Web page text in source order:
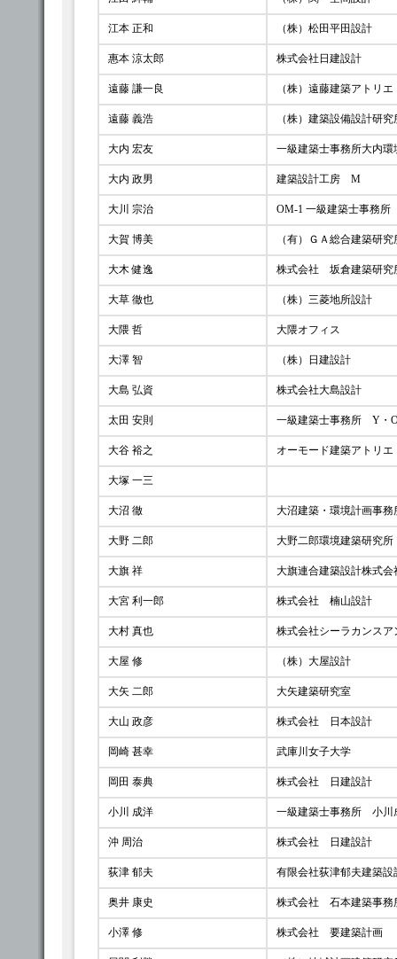
江本 正和 （株）松田平田設計
惠本 涼太郎 株式会社日建設計
遠藤 謙一良 （株）遠藤建築アトリエ
遠藤 義浩 （株）建築設備設計研
大内 宏友 一級建築士事務所大内
大内 政男 建築設計工房 M
大川 宗治 OM-1 一級建築士事務所
大賀 博美 （有）ＧＡ総合建築研
大木 健逸 株式会社 坂倉建築研
大草 徹也 （株）三菱地所設計
大隈 哲 大隈オフィス
大澤 智 （株）日建設計
大島 弘資 株式会社大島設計
太田 安則 一級建築士事務所 Y・
大谷 裕之 オーモード建築アトリエ
大塚 一三
大沼 徹 大沼建築・環境計画事
大野 二郎 大野二郎環境建築研究所
大旗 祥 大旗連合建築設計株式
大宮 利一郎 株式会社 楠山設計
大村 真也 株式会社シーラカンス
大屋 修 （株）大屋設計
大矢 二郎 大矢建築研究室
大山 政彦 株式会社 日本設計
岡崎 甚幸 武庫川女子大学
岡田 泰典 株式会社 日建設計
小川 成洋 一級建築士事務所 小川
沖 周治 株式会社 日建設計
荻津 郁夫 有限会社荻津郁夫建築
奥井 康史 株式会社 石本建築事
小澤 修 株式会社 要建築計画